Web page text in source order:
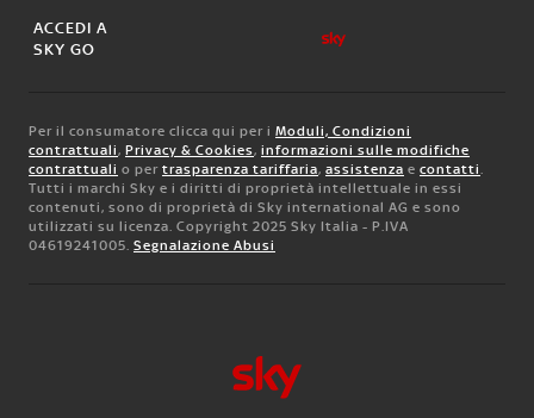
ACCEDI A
SKY GO
Per il consumatore clicca qui per i Moduli, Condizioni
contrattuali, Privacy & Cookies, informazioni sulle modifiche
contrattuali o per trasparenza tariffaria, assistenza e contatti.
Tutti i marchi Sky e i diritti di proprietà intellettuale in essi
contenuti, sono di proprietà di Sky international AG e sono
utilizzati su licenza. Copyright 2025 Sky Italia - P.IVA
04619241005. Segnalazione Abusi